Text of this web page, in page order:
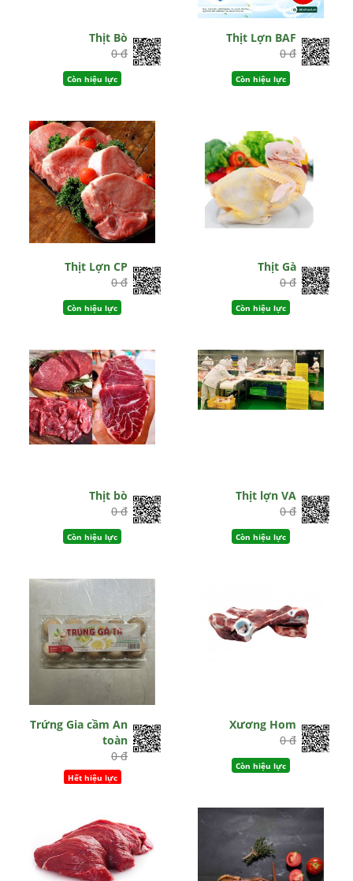
Thịt Bò
0 đ
Còn hiệu lực
Thịt Lợn BAF
0 đ
Còn hiệu lực
Thịt Lợn CP
0 đ
Còn hiệu lực
Thịt Gà
0 đ
Còn hiệu lực
Thịt bò
0 đ
Còn hiệu lực
Thịt lợn VA
0 đ
Còn hiệu lực
Trứng Gia cầm An
toàn
0 đ
Hết hiệu lực
Xương Hom
0 đ
Còn hiệu lực